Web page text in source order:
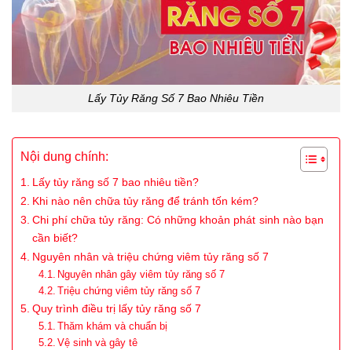
Lấy Tủy Răng Số 7 Bao Nhiêu Tiền
Nội dung chính:
Lấy tủy răng số 7 bao nhiêu tiền?
Khi nào nên chữa tủy răng để tránh tốn kém?
Chi phí chữa tủy răng: Có những khoản phát sinh nào bạn
cần biết?
Nguyên nhân và triệu chứng viêm tủy răng số 7
Nguyên nhân gây viêm tủy răng số 7
Triệu chứng viêm tủy răng số 7
Quy trình điều trị lấy tủy răng số 7
Thăm khám và chuẩn bị
Vệ sinh và gây tê